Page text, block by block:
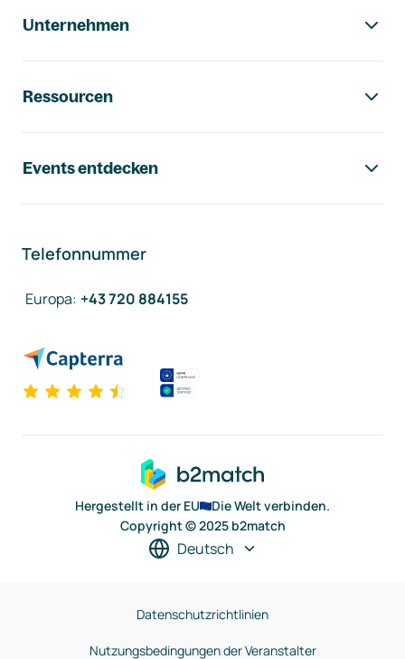
Unternehmen
Ressourcen
Events entdecken
Telefonnummer
Europa: +43 720 884155
Hergestellt in der EU
Die Welt verbinden.
Copyright © 2025 b2match
Deutsch
Datenschutzrichtlinien
Nutzungsbedingungen der Veranstalter